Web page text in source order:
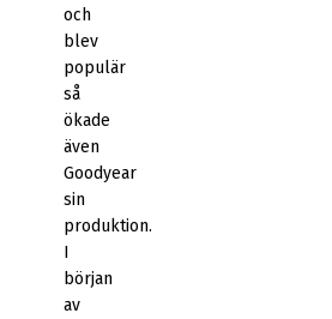
och
blev
populär
så
ökade
även
Goodyear
sin
produktion.
I
början
av